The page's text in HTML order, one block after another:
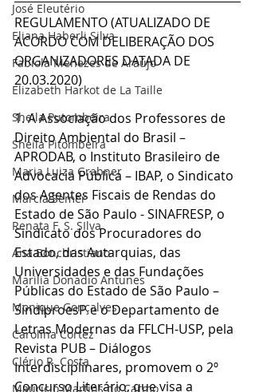
José Eleutério
Eliana Haberli Silva
Fabíola Menezes de Araújo
Elizabeth Harkot de La Taille
Sheila Putombeira
Sheila Pitombeira
Maria Luiza Grabner
Marcia Semer
Renata F. S. SIlva
Ana Bonchristiano
Marilia Donadio Antunes
Monique Gonçalves
Carolina Cortez
Clério R. Costa
Maurício Martins do Carmo
REGULAMENTO (ATUALIZADO DE
ACORDO COM DELIBERAÇÃO DOS
ORGANIZADORES DATADA DE
20.03.2020)
1. A Associação dos Professores de
Direito Ambiental do Brasil –
APRODAB, o Instituto Brasileiro de
Advocacia Pública – IBAP, o Sindicato
dos Agentes Fiscais de Rendas do
Estado de São Paulo - SINAFRESP, o
Sindicato dos Procuradores do
Estado, das Autarquias, das
Universidades e das Fundações
Públicas do Estado de São Paulo –
SindiproesP e o Departamento de
Letras Modernas da FFLCH-USP, pela
Revista PUB – Diálogos
Interdisciplinares, promovem o 2º
Concurso Literário, que visa a